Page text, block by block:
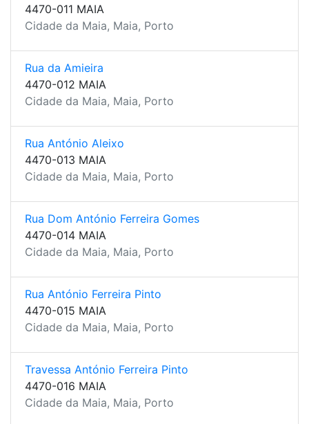
4470-011 MAIA
Cidade da Maia, Maia, Porto
Rua da Amieira
4470-012 MAIA
Cidade da Maia, Maia, Porto
Rua António Aleixo
4470-013 MAIA
Cidade da Maia, Maia, Porto
Rua Dom António Ferreira Gomes
4470-014 MAIA
Cidade da Maia, Maia, Porto
Rua António Ferreira Pinto
4470-015 MAIA
Cidade da Maia, Maia, Porto
Travessa António Ferreira Pinto
4470-016 MAIA
Cidade da Maia, Maia, Porto